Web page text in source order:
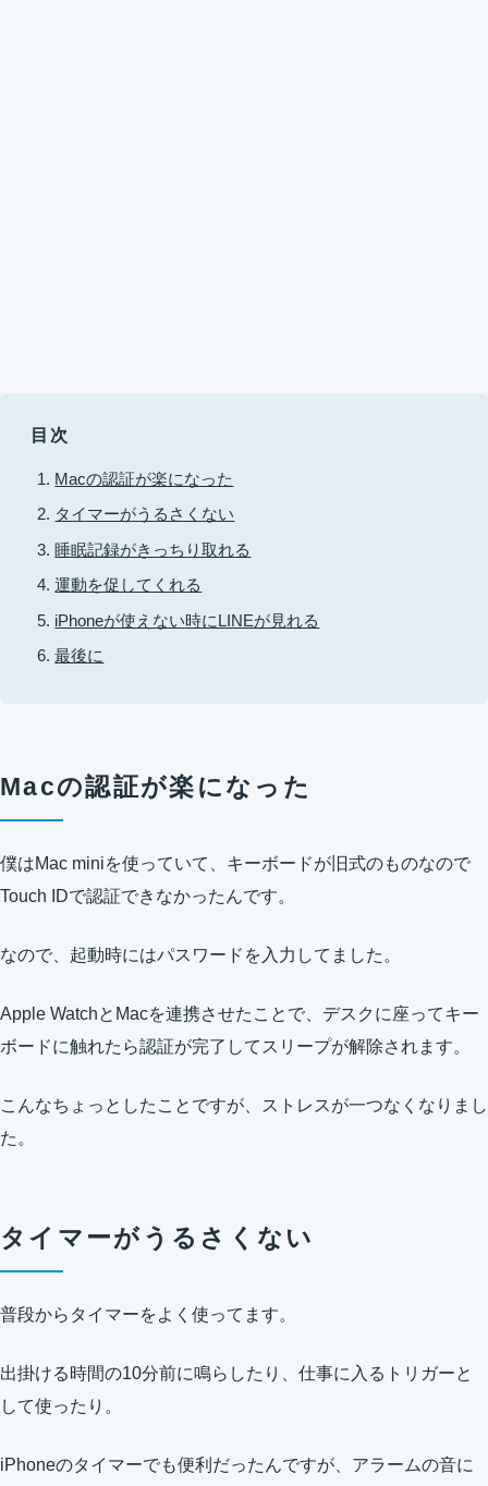
目次
Macの認証が楽になった
タイマーがうるさくない
睡眠記録がきっちり取れる
運動を促してくれる
iPhoneが使えない時にLINEが見れる
最後に
Macの認証が楽になった
僕はMac miniを使っていて、キーボードが旧式のものなので
Touch IDで認証できなかったんです。
なので、起動時にはパスワードを入力してました。
Apple WatchとMacを連携させたことで、デスクに座ってキー
ボードに触れたら認証が完了してスリープが解除されます。
こんなちょっとしたことですが、ストレスが一つなくなりまし
た。
タイマーがうるさくない
普段からタイマーをよく使ってます。
出掛ける時間の10分前に鳴らしたり、仕事に入るトリガーと
して使ったり。
iPhoneのタイマーでも便利だったんですが、アラームの音に